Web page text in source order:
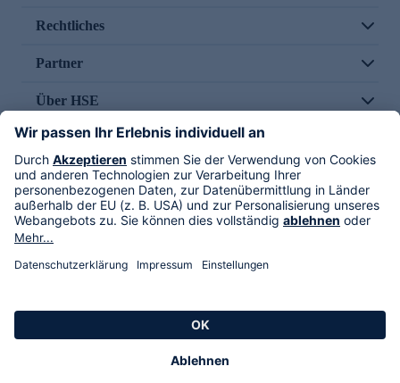
Rechtliches
Partner
Über HSE
Im TV
HSE International